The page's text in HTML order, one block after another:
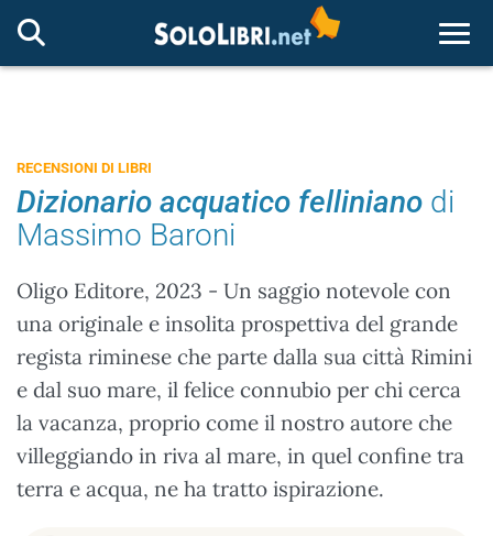
RECENSIONI DI LIBRI
Dizionario acquatico felliniano di
Massimo Baroni
Oligo Editore, 2023 - Un saggio notevole con
una originale e insolita prospettiva del grande
regista riminese che parte dalla sua città Rimini
e dal suo mare, il felice connubio per chi cerca
la vacanza, proprio come il nostro autore che
villeggiando in riva al mare, in quel confine tra
terra e acqua, ne ha tratto ispirazione.